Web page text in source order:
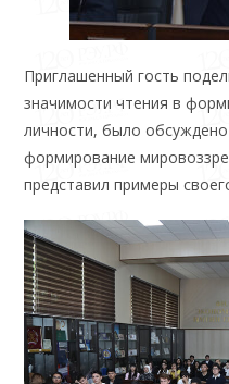
Приглашенный гость
значимости чтения в
личности, было
формирование
представил примеры